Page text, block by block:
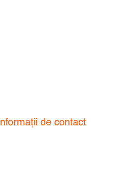
Informații de contact